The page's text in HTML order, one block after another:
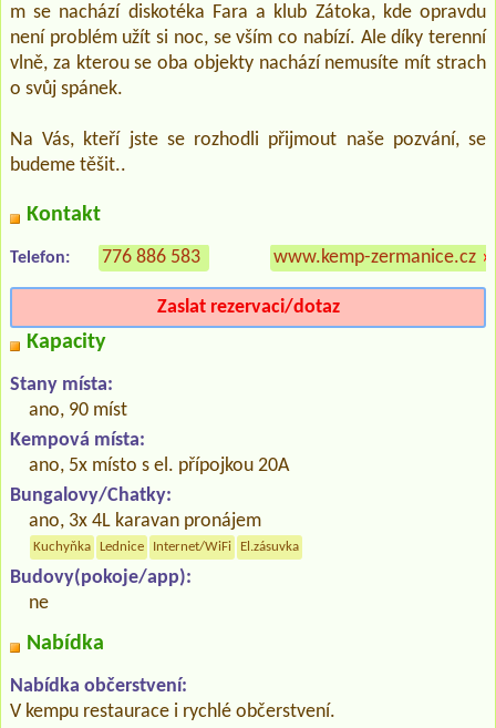
m se nachází diskotéka Fara a klub Zátoka, kde opravdu
není problém užít si noc, se vším co nabízí. Ale díky terenní
vlně, za kterou se oba objekty nachází nemusíte mít strach
o svůj spánek.
Na Vás, kteří jste se rozhodli přijmout naše pozvání, se
budeme těšit..
Kontakt
Telefon: 776 886 583 www.kemp-zermanice.cz »
Zaslat rezervaci/dotaz
Kapacity
Stany místa:
ano, 90 míst
Kempová místa:
ano, 5x místo s el. přípojkou 20A
Bungalovy/Chatky:
ano, 3x 4L karavan pronájem
Kuchyňka Lednice Internet/WiFi El.zásuvka
Budovy(pokoje/app):
ne
Nabídka
Nabídka občerstvení:
V kempu restaurace i rychlé občerstvení.